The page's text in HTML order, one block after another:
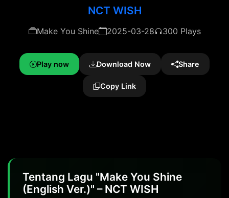
NCT WISH
Make You Shine 2025-03-28 300 Plays
Play now Download Now Share
Copy Link
Tentang Lagu "Make You Shine
(English Ver.)" – NCT WISH